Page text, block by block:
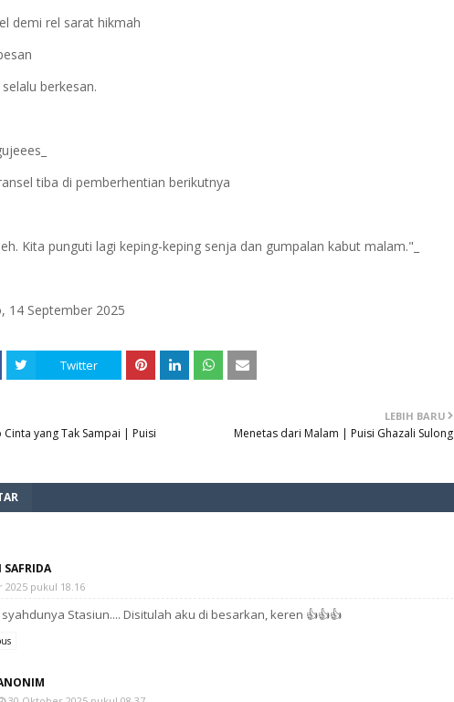
demi rel sarat hikmah
berkesan.
tiba di pemberhentian berikutnya
Kita punguti lagi keping-keping senja dan gumpalan kabut malam."_
14 September 2025
Twitter
LEBIH BARU
Menetas dari Malam | Puisi Ghazali Sulong
yang Tak Sampai | Puisi
SAFRIDA
2025 pukul 18.16
Stasiun.... Disitulah aku di besarkan, keren 👍👍👍